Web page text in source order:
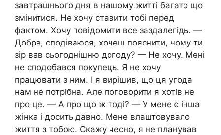
завтрашнього дня в нашому житті багато що
змінитися. Не хочу ставити тобі перед
фактом. Хочу повідомити все заздалегідь. —
Добре, сподіваюся, хочеш пояснити, чому ти
зір вав сьогоднішню догоду? — Не хочу. Мені
не сподобався покупець. Я не хочу
працювати з ним. І я вирішив, що ця угода
нам не потрібна. Але поговорити я хотів не
про це. — А про що ж тоді? — У мене є інша
жінка і досить давно. Мене влаштовувало
життя з тобою. Скажу чесно, я не планував